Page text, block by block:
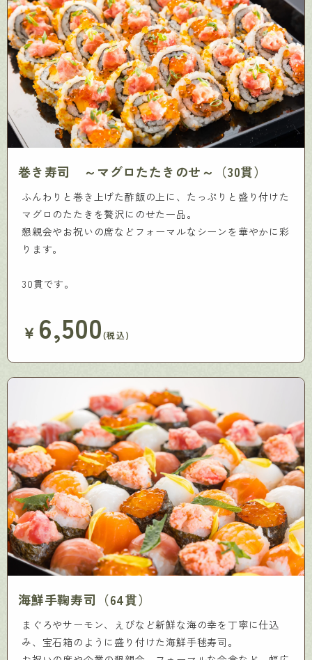
巻き寿司 ～マグロたたきのせ～（30貫）
ふんわりと巻き上げた酢飯の上に、たっぷりと盛り付けた
マグロのたたきを贅沢にのせた一品。
懇親会やお祝いの席などフォーマルなシーンを華やかに彩
ります。
30貫です。
￥ 6,500(税込)
海鮮手鞠寿司（64貫）
まぐろやサーモン、えびなど新鮮な海の幸を丁寧に仕込
み、宝石箱のように盛り付けた海鮮手毬寿司。